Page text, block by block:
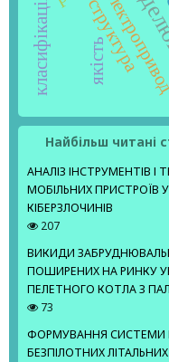
структура
якість
класифікація
Найбільш читані
АНАЛІЗ ІНСТРУМЕНТІВ
МОБІЛЬНИХ ПРИСТРОЇВ
КІБЕРЗЛОЧИНІВ
207
ВИКИДИ
ПОШИРЕНИХ НА РИНКУ
ПЕЛЕТНОГО КОТЛА З
73
ФОРМУВАННЯ СИСТЕМИ
БЕЗПІЛОТНИХ ЛІТАЛЬНИХ